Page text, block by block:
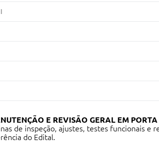
E REVISÃO GERAL EM
de inspeção, ajustes, testes funcionais e
do Edital.